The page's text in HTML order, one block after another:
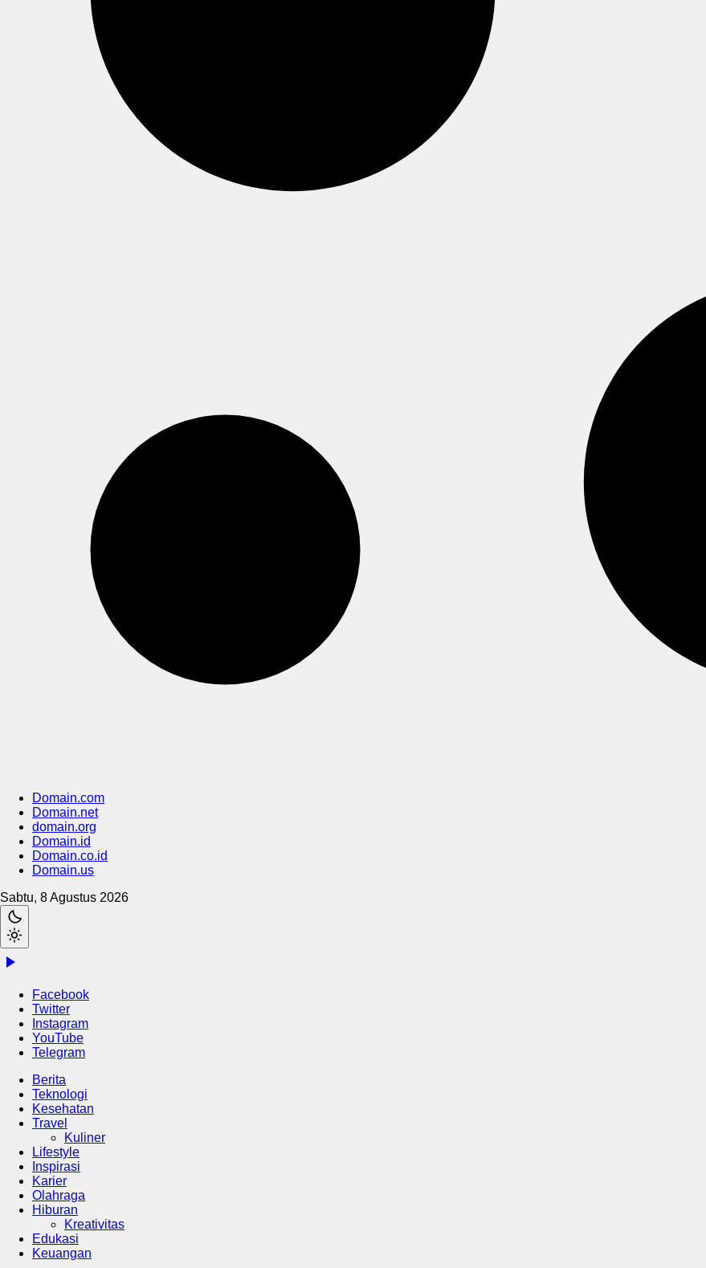
Domain.com
Domain.net
domain.org
Domain.id
Domain.co.id
Domain.us
Sabtu, 8 Agustus 2026
Facebook
Twitter
Instagram
YouTube
Telegram
Berita
Teknologi
Kesehatan
Travel
Kuliner
Lifestyle
Inspirasi
Karier
Olahraga
Hiburan
Kreativitas
Edukasi
Keuangan